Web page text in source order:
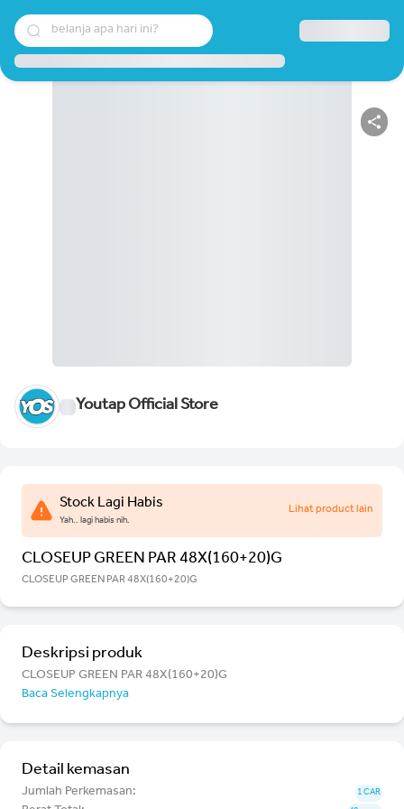
belanja apa hari ini?
Youtap Official Store
Stock Lagi Habis
Yah.. lagi habis nih.
Lihat product lain
CLOSEUP GREEN PAR 48X(160+20)G
CLOSEUP GREEN PAR 48X(160+20)G
Deskripsi produk
CLOSEUP GREEN PAR 48X(160+20)G
Baca Selengkapnya
Detail kemasan
Jumlah Perkemasan: 1 CAR